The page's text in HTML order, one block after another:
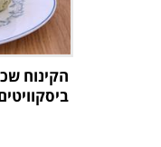
הקינוח